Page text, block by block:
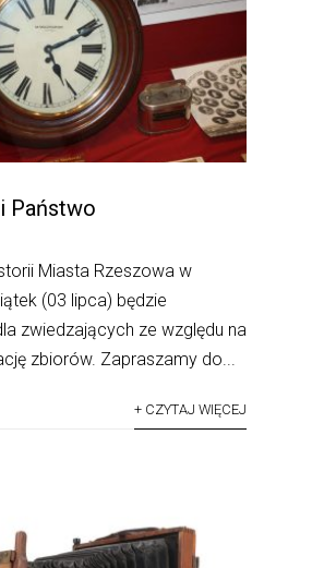
Państwo
Miasta Rzeszowa w
(03 lipca) będzie
zwiedzających ze względu na
zbiorów. Zapraszamy do...
+ CZYTAJ WIĘCEJ